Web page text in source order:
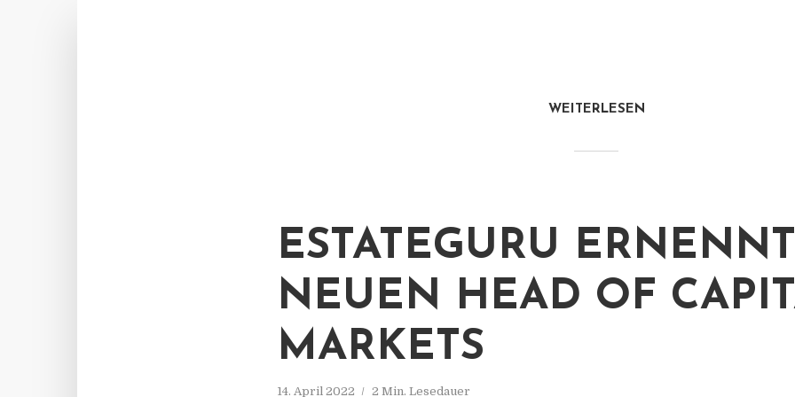
WEITERLESEN
ESTATEGURU ERNENNT
NEUEN HEAD OF
MARKETS
14. April 2022 2 Min. Lesedauer